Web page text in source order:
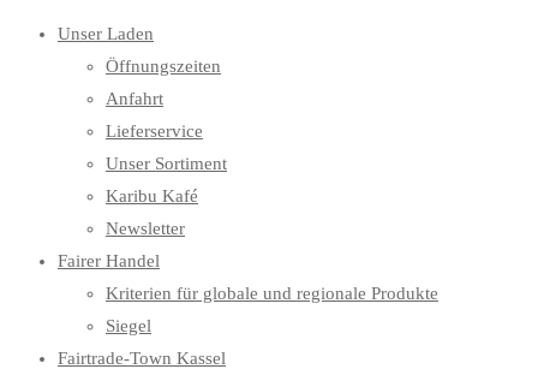
Unser Laden
Öffnungszeiten
Anfahrt
Lieferservice
Unser Sortiment
Karibu Kafé
Newsletter
Fairer Handel
Kriterien für globale und regionale Produkte
Siegel
Fairtrade-Town Kassel